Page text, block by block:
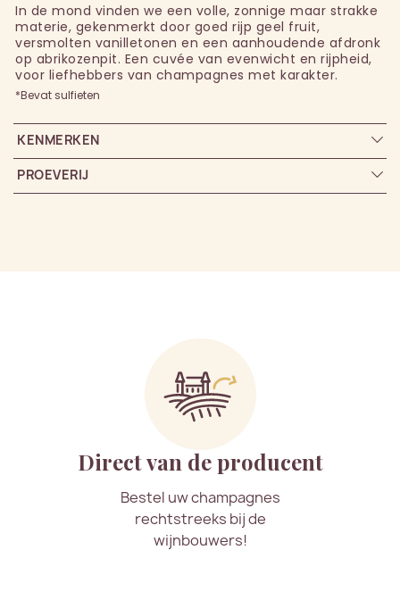
In de mond vinden we een volle, zonnige maar strakke
materie, gekenmerkt door goed rijp geel fruit,
versmolten vanilletonen en een aanhoudende afdronk
op abrikozenpit. Een cuvée van evenwicht en rijpheid,
voor liefhebbers van champagnes met karakter.
*Bevat sulfieten
KENMERKEN
PROEVERIJ
Direct van de producent
Bestel uw champagnes
rechtstreeks bij de
wijnbouwers!